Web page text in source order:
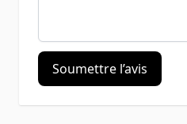
Soumettre l’avis